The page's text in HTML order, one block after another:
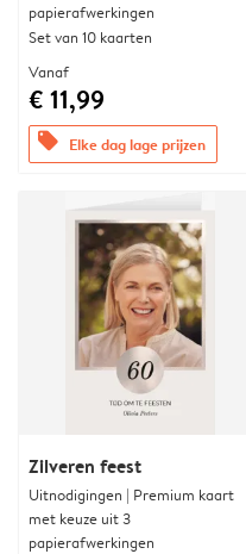
papierafwerkingen
Set van 10 kaarten
Vanaf
€ 11,99
offers Elke dag lage prijzen
Zilveren feest
Uitnodigingen | Premium kaart
met keuze uit 3
papierafwerkingen